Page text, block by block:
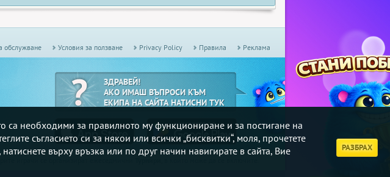
са необходими за правилното му функциониране и за постигане на
съгласието си за някои или всички „бисквитки“, моля, прочетете
върху връзка или по друг начин навигирате в сайта, Вие
РАЗБРАХ
обслужване Условия за ползване Privacy Policy Правила Реклама
Белот - Висша лига
ЗДРАВЕЙ!
АКО ИМАШ ВЪПРОСИ КЪМ
ЕКИПА НА САЙТА НАТИСНИ ТУК